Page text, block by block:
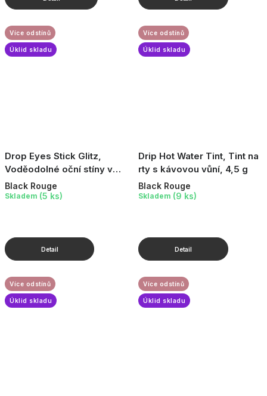
Drop Eyes Stick Glitz,
Voděodolné oční stíny v
tužce, 0,7 g
Více odstínů
Úklid skladu
Black Rouge
Skladem (5 ks)
Drip Hot Water Tint, Tint na
rty s kávovou vůní, 4,5 g
Více odstínů
Úklid skladu
Black Rouge
Skladem (9 ks)
Více odstínů
Úklid skladu
Více odstínů
Úklid skladu